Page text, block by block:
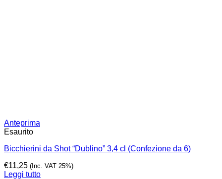
Anteprima
Esaurito
Bicchierini da Shot “Dublino” 3,4 cl (Confezione da 6)
€11,25 (Inc. VAT 25%)
Leggi tutto